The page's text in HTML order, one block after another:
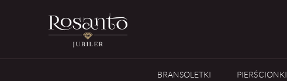
BRANSOLETKI PIERŚCIONKI